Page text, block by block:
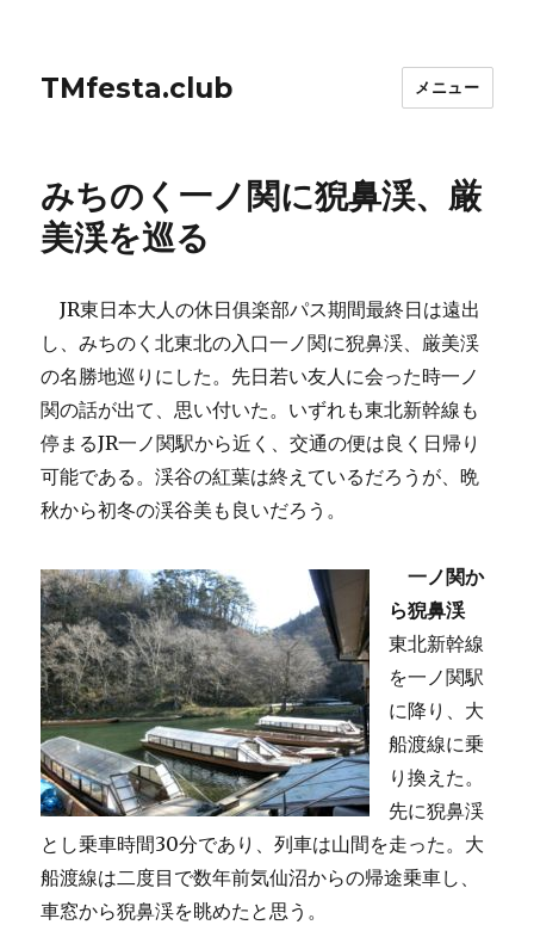
TMfesta.club メニュー
みちのく一ノ関に猊鼻渓、厳
美渓を巡る
JR東日本大人の休日俱楽部パス期間最終日は遠出
し、みちのく北東北の入口一ノ関に猊鼻渓、厳美渓
の名勝地巡りにした。先日若い友人に会った時一ノ
関の話が出て、思い付いた。いずれも東北新幹線も
停まるJR一ノ関駅から近く、交通の便は良く日帰り
可能である。渓谷の紅葉は終えているだろうが、晩
秋から初冬の渓谷美も良いだろう。
一ノ関か
ら猊鼻渓
東北新幹線
を一ノ関駅
に降り、大
船渡線に乗
り換えた。
先に猊鼻渓
とし乗車時間30分であり、列車は山間を走った。大
船渡線は二度目で数年前気仙沼からの帰途乗車し、
車窓から猊鼻渓を眺めたと思う。